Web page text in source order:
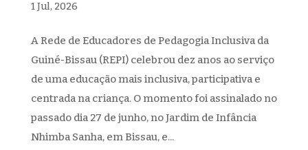
1 Jul, 2026
A Rede de Educadores de Pedagogia Inclusiva da
Guiné-Bissau (REPI) celebrou dez anos ao serviço
de uma educação mais inclusiva, participativa e
centrada na criança. O momento foi assinalado no
passado dia 27 de junho, no Jardim de Infância
Nhimba Sanha, em Bissau, e...